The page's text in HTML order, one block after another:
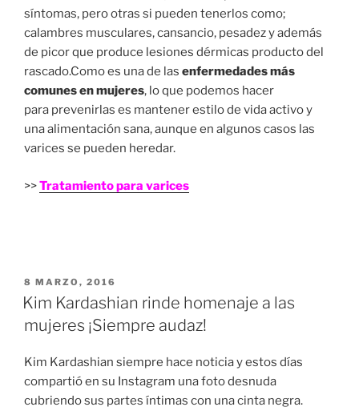
síntomas, pero otras si pueden tenerlos como;
calambres musculares, cansancio, pesadez y además
de picor que produce lesiones dérmicas producto del
rascado.Como es una de las enfermedades más
comunes en mujeres, lo que podemos hacer
para prevenirlas es mantener estilo de vida activo y
una alimentación sana, aunque en algunos casos las
varices se pueden heredar.
>>Tratamiento para varices
PUBLICADO
EN
8 MARZO, 2016
Kim Kardashian rinde homenaje a las
mujeres ¡Siempre audaz!
Kim Kardashian siempre hace noticia y estos días
compartió en su Instagram una foto desnuda
cubriendo sus partes íntimas con una cinta negra.